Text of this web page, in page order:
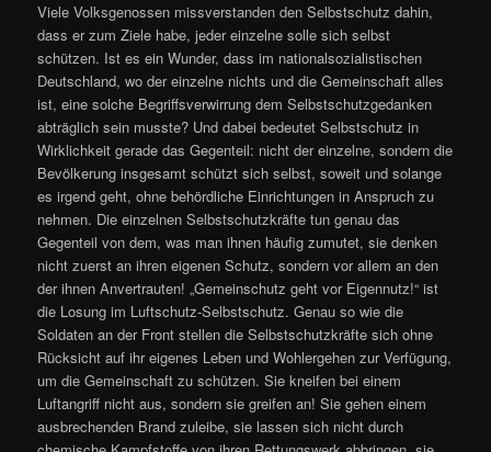
Viele Volksgenossen missverstanden den Selbstschutz dahin,
dass er zum Ziele habe, jeder einzelne solle sich selbst
schützen. Ist es ein Wunder, dass im nationalsozialistischen
Deutschland, wo der einzelne nichts und die Gemeinschaft alles
ist, eine solche Begriffsverwirrung dem Selbstschutzgedanken
abträglich sein musste? Und dabei bedeutet Selbstschutz in
Wirklichkeit gerade das Gegenteil: nicht der einzelne, sondern die
Bevölkerung insgesamt schützt sich selbst, soweit und solange
es irgend geht, ohne behördliche Einrichtungen in Anspruch zu
nehmen. Die einzelnen Selbstschutzkräfte tun genau das
Gegenteil von dem, was man ihnen häufig zumutet, sie denken
nicht zuerst an ihren eigenen Schutz, sondern vor allem an den
der ihnen Anvertrauten! „Gemeinschutz geht vor Eigennutz!“ ist
die Losung im Luftschutz-Selbstschutz. Genau so wie die
Soldaten an der Front stellen die Selbstschutzkräfte sich ohne
Rücksicht auf ihr eigenes Leben und Wohlergehen zur Verfügung,
um die Gemeinschaft zu schützen. Sie kneifen bei einem
Luftangriff nicht aus, sondern sie greifen an! Sie gehen einem
ausbrechenden Brand zuleibe, sie lassen sich nicht durch